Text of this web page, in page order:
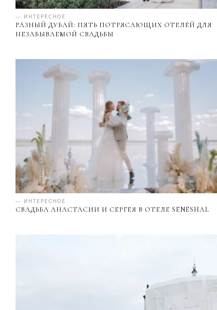
— ИНТЕРЕСНОЕ
РАЗНЫЙ ДУБАЙ: ПЯТЬ ПОТРЯСАЮЩИХ ОТЕЛЕЙ ДЛЯ
НЕЗАБЫВАЕМОЙ СВАДЬБЫ
— ИНТЕРЕСНОЕ
СВАДЬБА АНАСТАСИИ И СЕРГЕЯ В ОТЕЛЕ SENESHAL